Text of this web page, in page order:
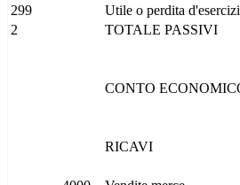
299
Utile o perdita
2
TOTALE PASSIVI
CONTO
RICAVI